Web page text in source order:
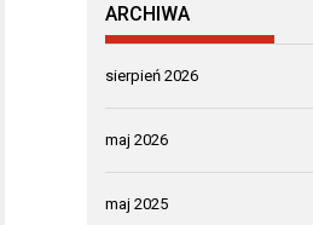
ARCHIWA
sierpień 2026
maj 2026
maj 2025